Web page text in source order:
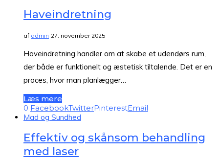
Haveindretning
af admin 27. november 2025
Haveindretning handler om at skabe et udendørs rum,
der både er funktionelt og æstetisk tiltalende. Det er en
proces, hvor man planlægger…
Læs mere
0 FacebookTwitterPinterestEmail
Mad og Sundhed
Effektiv og skånsom behandling
med laser